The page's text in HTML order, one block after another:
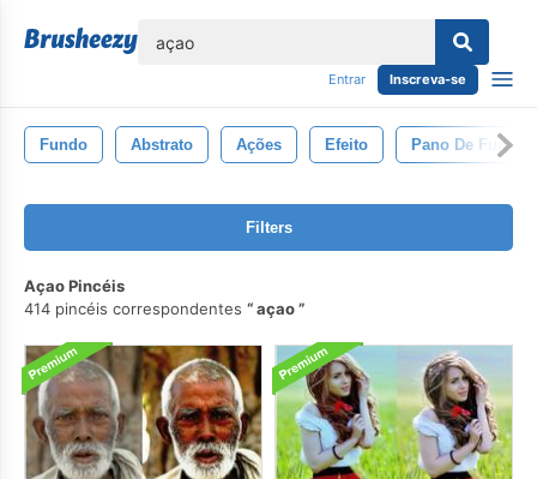
Entrar Inscreva-se
Fundo Abstrato Ações Efeito Pano De Fundo
Filters
Açao Pincéis
414 pincéis correspondentes
açao